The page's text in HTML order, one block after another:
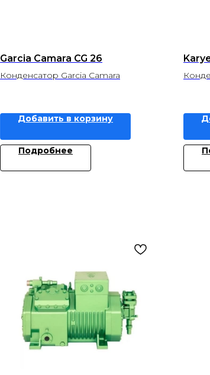
Garcia Camara CG 26
Конденсатор Garcia Camara
Добавить в корзину
Подробнее